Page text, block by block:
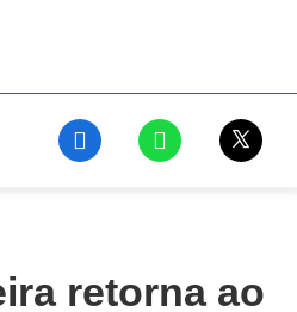
retorna ao